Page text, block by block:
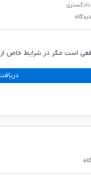
دیدگاه
است مگر در شرایط خاص